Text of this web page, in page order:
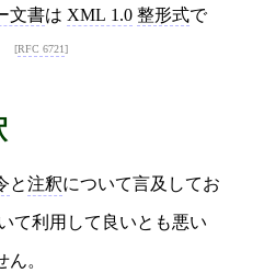
文書は XML 1.0 整形式で
RFC 6721
と注釈について言及してお
て利用して良いとも悪い
。